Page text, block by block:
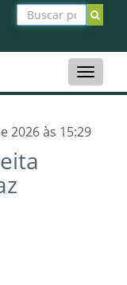
Toggle
2026 às 15:29